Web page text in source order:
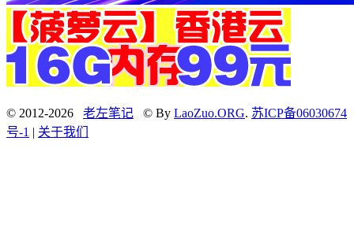
© 2012-2026 老左笔记 © By LaoZuo.ORG. 苏ICP备06030674
号-1 | 关于我们